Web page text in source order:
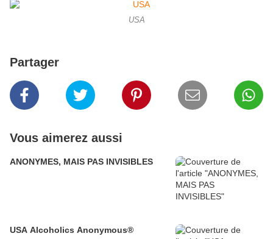
USA
Partager
Vous aimerez aussi
ANONYMES, MAIS PAS INVISIBLES
USA Alcoholics Anonymous®